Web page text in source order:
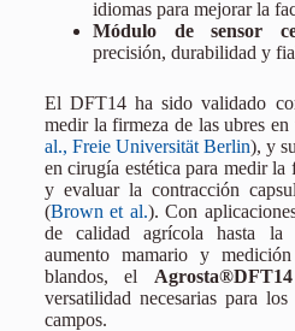
idiomas para mejorar la
Módulo de sensor
precisión, durabilidad y
El DFT14 ha sido validado
medir la firmeza de las ubres
al., Freie Universität Berlin), y
en cirugía estética para medir
y evaluar la contracción
(Brown et al.). Con
de calidad agrícola hasta la
aumento mamario y
blandos, el Agrosta®DFT14
versatilidad necesarias para
campos.